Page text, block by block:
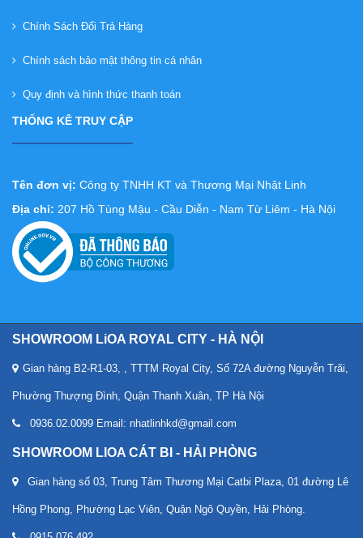
Chính Sách Đổi Trả Hàng
Chính sách bảo mật thông tin cá nhân
Quy định và hình thức thanh toán
THỐNG KÊ TRUY CẬP
Tên đơn vị: Công ty TNHH KT và Thương Mại Nhật Linh
Địa chỉ: 207 Hồ Tùng Mậu - Cầu Diễn - Nam Từ Liêm - Hà Nội
SHOWROOM LiOA ROYAL CITY - HÀ NỘI
Gian hàng B2-R1-03, , TTTM Royal City, Số 72A đường Nguyễn Trãi,
Phường Thượng Đình, Quận Thanh Xuân, TP Hà Nội
0936.02.0099 Email: nhatlinhkd@gmail.com
SHOWROOM LIOA CÁT BI - HẢI PHÒNG
Gian hàng số 03, Trung Tâm Thương Mại Catbi Plaza, 01 đường Lê
Hồng Phong, Phường Lạc Viên, Quận Ngô Quyền, Hải Phòng.